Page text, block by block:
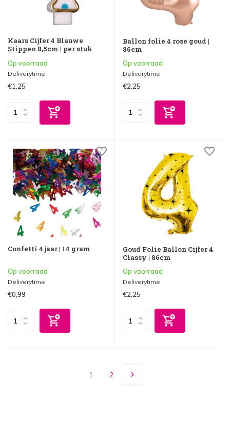
Kaars Cijfer 4 Blauwe
Stippen 8,5cm | per stuk
Op voorraad
Deliverytime
€1,25
Ballon folie 4 rose goud |
86cm
Op voorraad
Deliverytime
€2,25
Confetti 4 jaar | 14 gram
Op voorraad
Deliverytime
€0,99
Goud Folie Ballon Cijfer 4
Classy | 86cm
Op voorraad
Deliverytime
€2,25
1 2